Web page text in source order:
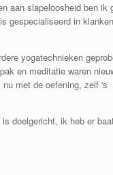
aan slapeloosheid ben ik
gespecialiseerd in
yogatechnieken
en meditatie waren
met de oefening, zelf 's
doelgericht, ik heb er